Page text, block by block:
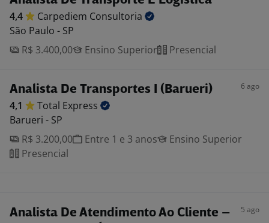
4,4 Carpediem Consultoria
São Paulo - SP
R$ 3.400,00
Ensino Superior Presencial
Analista De Transportes I (Barueri) 6 ago
4,1 Total Express
Barueri - SP
R$ 3.200,00
Entre 1 e 3 anos
Ensino Superior
Presencial
Analista De Atendimento Ao Cliente –
5 ago